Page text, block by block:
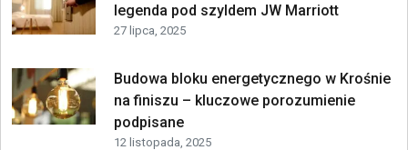
legenda pod szyldem JW Marriott
27 lipca, 2025
Budowa bloku energetycznego w Krośnie
na finiszu – kluczowe porozumienie
podpisane
12 listopada, 2025